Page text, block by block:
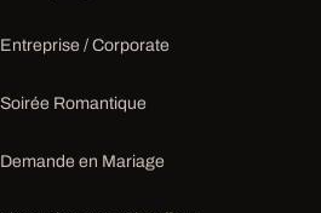
Entreprise / Corporate
Soirée Romantique
Demande en Mariage